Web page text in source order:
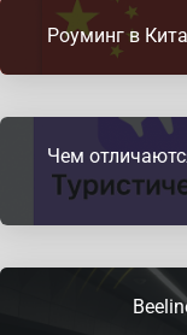
Роуминг в
Чем